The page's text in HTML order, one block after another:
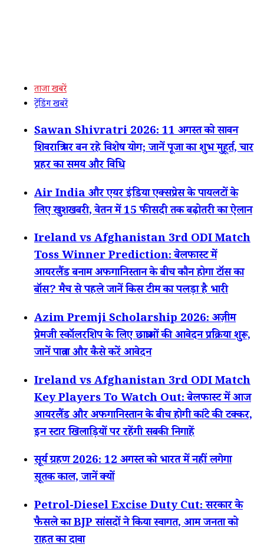
ताजा खबरें
ट्रेंडिंग खबरें
Sawan Shivratri 2026: 11 अगस्त को सावन
शिवरात्रि पर बन रहे विशेष योग; जानें पूजा का शुभ मुहूर्त, चार
प्रहर का समय और विधि
Air India और एयर इंडिया एक्सप्रेस के पायलटों के
लिए खुशखबरी, वेतन में 15 फीसदी तक बढ़ोतरी का ऐलान
Ireland vs Afghanistan 3rd ODI Match
Toss Winner Prediction: बेलफास्ट में
आयरलैंड बनाम अफगानिस्तान के बीच कौन होगा टॉस का
बॉस? मैच से पहले जानें किस टीम का पलड़ा है भारी
Azim Premji Scholarship 2026: अज़ीम
प्रेमजी स्कॉलरशिप के लिए छात्राओं की आवेदन प्रक्रिया शुरू,
जानें पात्रता और कैसे करें आवेदन
Ireland vs Afghanistan 3rd ODI Match
Key Players To Watch Out: बेलफास्ट में आज
आयरलैंड और अफगानिस्तान के बीच होगी कांटे की टक्कर,
इन स्टार खिलाड़ियों पर रहेंगी सबकी निगाहें
सूर्य ग्रहण 2026: 12 अगस्त को भारत में नहीं लगेगा
सूतक काल, जानें क्यों
Petrol-Diesel Excise Duty Cut: सरकार के
फैसले का BJP सांसदों ने किया स्वागत, आम जनता को
राहत का दावा